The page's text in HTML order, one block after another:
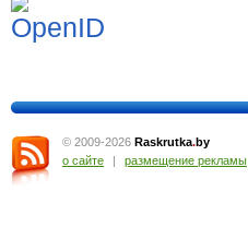
© 2009-2026 Raskrutka.by
о сайте
| размещение рекламы